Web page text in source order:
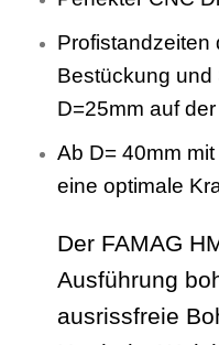
Profistandzeiten
Bestückung und
D=25mm auf
Ab D= 40mm
eine optimale
Der FAMAG
Ausführung
ausrissfreie